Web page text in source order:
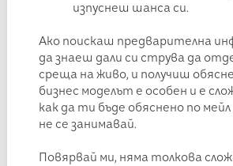
изпуснеш шанса си.
Ако поискаш предварителна
да знаеш дали си струва да
среща на живо, и получиш
бизнес моделът е особен и е
как да ти бъде обяснено по мейл
не се занимавай.
Повярвай ми, няма толкова